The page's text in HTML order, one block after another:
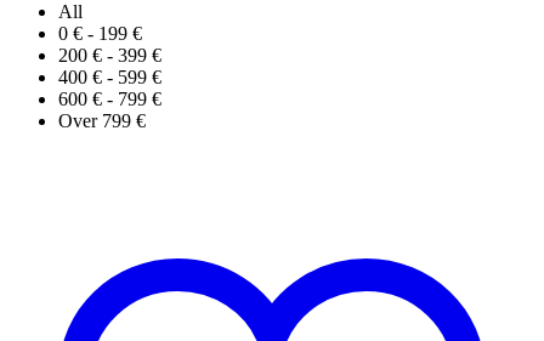
All
0 € - 199 €
200 € - 399 €
400 € - 599 €
600 € - 799 €
Over 799 €